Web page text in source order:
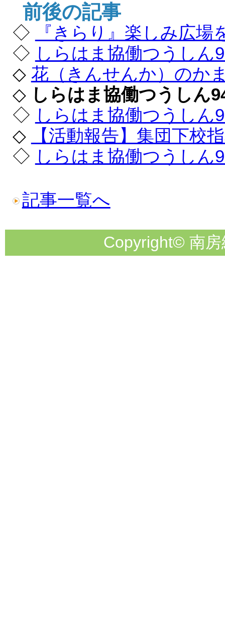
前後の記事
◇
『きらり』楽しみ広場
◇ しらはま協働つうしん
◇ 花（きんせんか）のか
◇ しらはま協働つうしん
◇ しらはま協働つうしん
◇
【活動報告】集団下校
◇ しらはま協働つうしん
記事一覧へ
Copyright© 南